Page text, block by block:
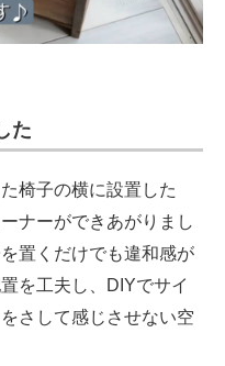
た
椅子の横に設置した
ナーができあがりまし
置くだけでも違和感が
を工夫し、DIYでサイ
さして感じさせない空